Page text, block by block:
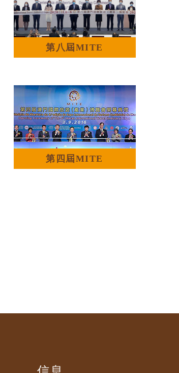
第八屆MITE
第四屆MITE